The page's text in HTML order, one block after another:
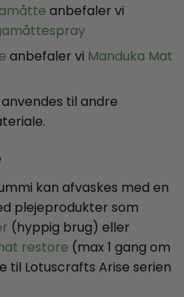
anbefaler vi
anbefaler vi Manduka Mat
til andre
kan afvaskes med en
plejeprodukter som
(hyppig brug) eller
restore (max 1 gang om
til Lotuscrafts Arise serien